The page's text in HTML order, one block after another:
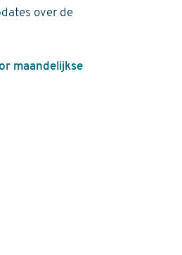
over de
maandelijkse